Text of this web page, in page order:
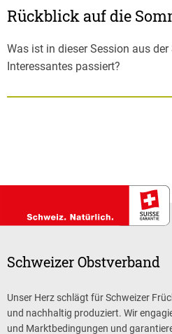
Rückblick auf die
Was ist in dieser Session aus
Interessantes passiert?
Schweizer Obstverband
Unser Herz schlägt für Schweizer
und nachhaltig produziert. Wir
und Marktbedingungen und